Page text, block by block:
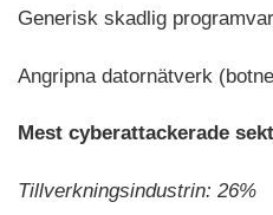
Generisk skadlig
Angripna datornätverk
Mest cyberattackerade
Tillverkningsindustrin: 26%